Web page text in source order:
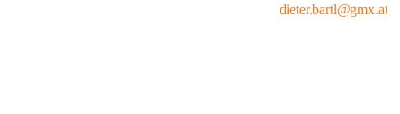
dieter.bartl@gmx.at